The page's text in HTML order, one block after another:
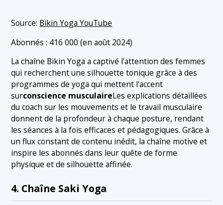
Source: Bikin Yoga YouTube
Abonnés : 416 000 (en août 2024)
La chaîne Bikin Yoga a captivé l'attention des femmes
qui recherchent une silhouette tonique grâce à des
programmes de yoga qui mettent l'accent
surconscience musculaireLes explications détaillées
du coach sur les mouvements et le travail musculaire
donnent de la profondeur à chaque posture, rendant
les séances à la fois efficaces et pédagogiques. Grâce à
un flux constant de contenu inédit, la chaîne motive et
inspire les abonnés dans leur quête de forme
physique et de silhouette affinée.
4. Chaîne Saki Yoga